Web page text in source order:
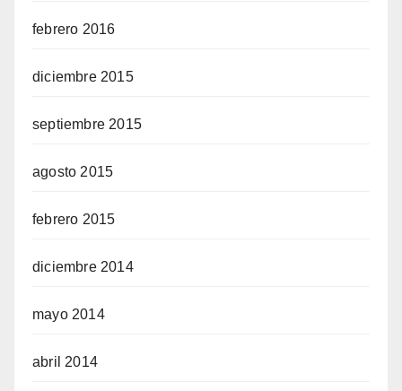
febrero 2016
diciembre 2015
septiembre 2015
agosto 2015
febrero 2015
diciembre 2014
mayo 2014
abril 2014